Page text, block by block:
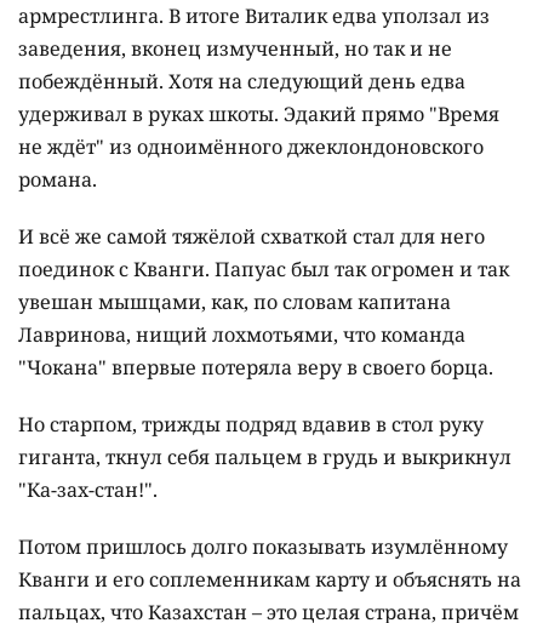
армрестлинга. В итоге Виталик едва уползал из
заведения, вконец измученный, но так и не
побеждённый. Хотя на следующий день едва
удерживал в руках шкоты. Эдакий прямо "Время
не ждёт" из одноимённого джеклондоновского
романа.
И всё же самой тяжёлой схваткой стал для него
поединок с Кванги. Папуас был так огромен и так
увешан мышцами, как, по словам капитана
Лавринова, нищий лохмотьями, что команда
"Чокана" впервые потеряла веру в своего борца.
Но старпом, трижды подряд вдавив в стол руку
гиганта, ткнул себя пальцем в грудь и выкрикнул
"Ка-зах-стан!".
Потом пришлось долго показывать изумлённому
Кванги и его соплеменникам карту и объяснять на
пальцах, что Казахстан – это целая страна, причём